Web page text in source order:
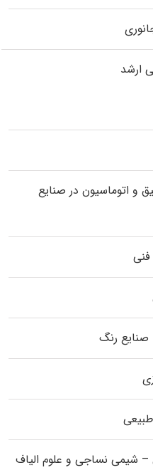
ارشد
و اتوماسیون در صنایع
صنایع رنگ
شیمی نساجی و علوم الیاف